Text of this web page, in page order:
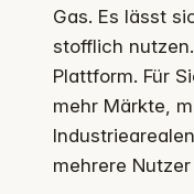
Gas. Es lässt
stofflich
Plattform. Für
mehr Märkte,
mehrere